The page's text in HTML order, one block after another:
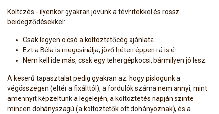
Költözés - ilyenkor gyakran jövünk a tévhitekkel és rossz
beidegződésekkel:
Csak legyen olcsó a költöztetőcég ajánlata…
Ezt a Béla is megcsinálja, jövő héten éppen rá is ér.
Nem kell ide más, csak egy tehergépkocsi, bármilyen jó lesz.
A keserű tapasztalat pedig gyakran az, hogy pislogunk a
végösszegen (eltér a fixálttól), a fordulók száma nem annyi, mint
amennyit képzeltünk a legelején, a költöztetés napján szinte
minden dohányszagú (a költöztetők ott dohányoznak), és a